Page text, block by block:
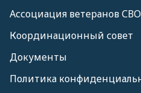
Ассоциация ветеранов
Координационный совет
Документы
Политика